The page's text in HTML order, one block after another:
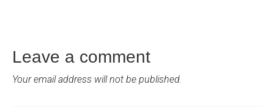
Leave a comment
Your email address will not be published.